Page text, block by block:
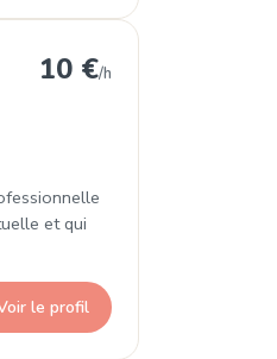
10 €/h
et qui
le profil